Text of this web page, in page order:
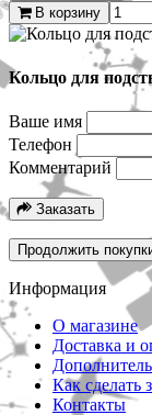
В корзину
Кольцо для
Ваше имя
Телефон
Комментарий
Заказать
Продолжить
Информация
О магазине
Доставка и
Как сделать
Контакты